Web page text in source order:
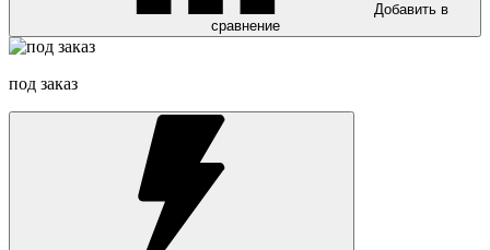
Добавить в
сравнение
под заказ